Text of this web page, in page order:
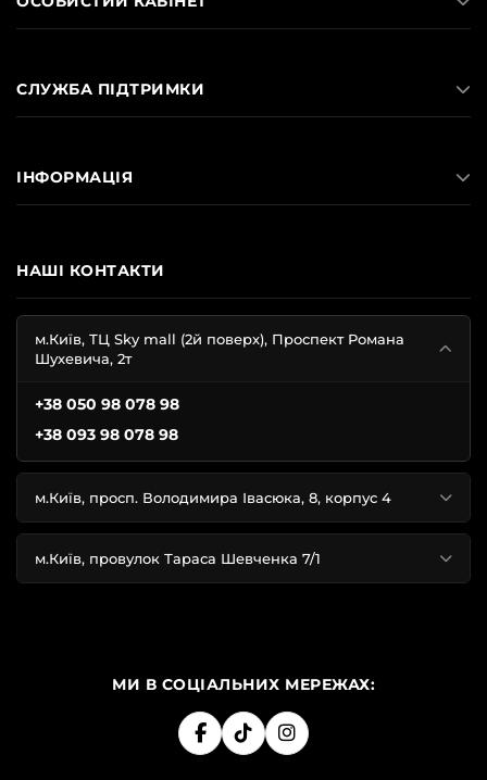
НАШІ КОНТАКТИ
м.Київ, ТЦ Sky mall (2й поверх), Проспект Романа
Шухевича, 2т
+38 050 98 078 98
+38 093 98 078 98
м.Київ, просп. Володимира Івасюка, 8, корпус 4
м.Київ, провулок Тараса Шевченка 7/1
СЛУЖБА ПІДТРИМКИ
ІНФОРМАЦІЯ
МИ В СОЦІАЛЬНИХ МЕРЕЖАХ: